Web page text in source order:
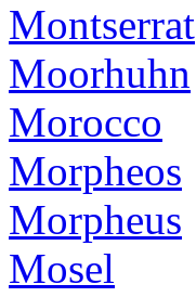
Montserrat
Moorhuhn
Morocco
Morpheos
Morpheus
Mosel